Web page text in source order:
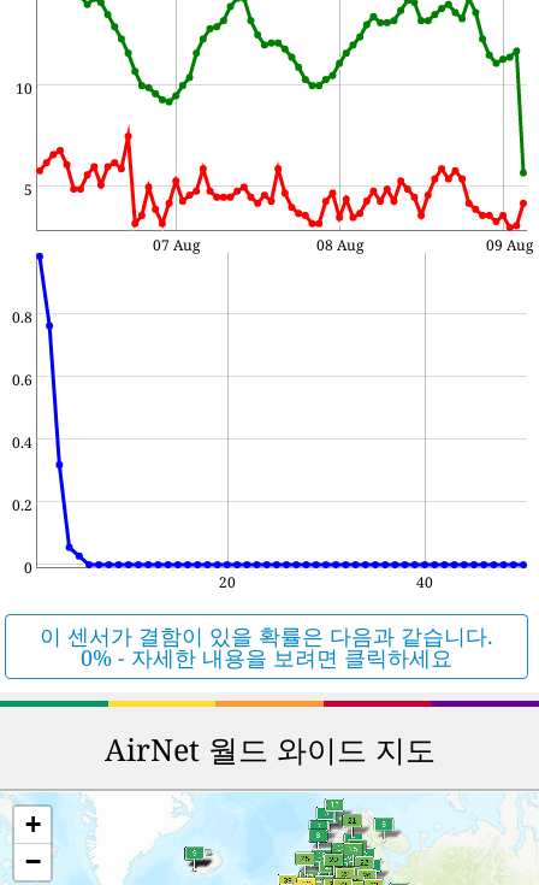
5
10
07 Aug 08 Aug 09 Aug
0
0.2
0.4
0.6
0.8
20 40
이 센서가 결함이 있을 확률은 다음과 같습니다.
0% - 자세한 내용을 보려면 클릭하세요
AirNet 월드 와이드 지도
+
−